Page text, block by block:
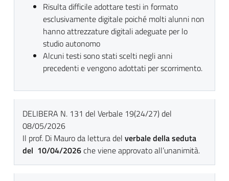
Risulta difficile adottare testi in formato
esclusivamente digitale poiché molti alunni non
hanno attrezzature digitali adeguate per lo
studio autonomo
Alcuni testi sono stati scelti negli anni
precedenti e vengono adottati per scorrimento.
DELIBERA N. 131 del Verbale 19(24/27) del
08/05/2026
Il prof. Di Mauro da lettura del verbale della seduta
del 10/04/2026che viene approvato all’unanimità.